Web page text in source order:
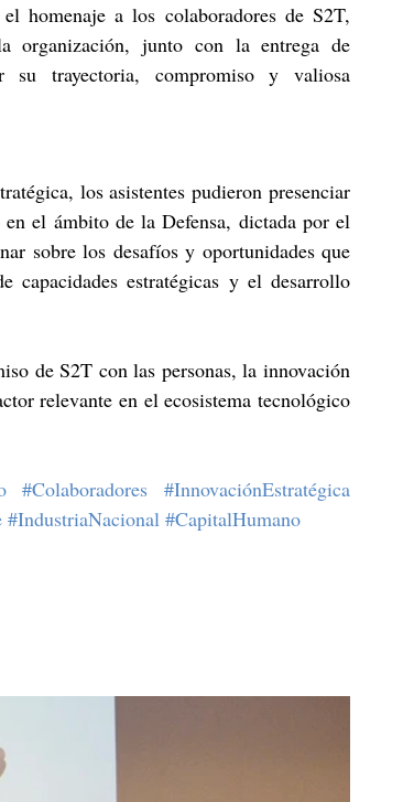
homenaje a los colaboradores de S2T,
organización, junto con la entrega de
su trayectoria, compromiso y valiosa
los asistentes pudieron presenciar
el ámbito de la Defensa, dictada por el
sobre los desafíos y oportunidades que
capacidades estratégicas y el desarrollo
de S2T con las personas, la innovación
relevante en el ecosistema tecnológico
#Colaboradores
#InnovaciónEstratégica
#IndustriaNacional #CapitalHumano